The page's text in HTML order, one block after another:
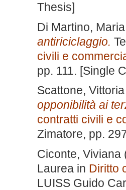
Thesis]
Di Martino, Maria
antiriciclaggio.
civili e
pp. 111. [Single
Scattone, Vittoria
opponibilità ai
contratti civili e
Zimatore, pp.
Ciconte, Viviana
Laurea in Diritto
LUISS Guido